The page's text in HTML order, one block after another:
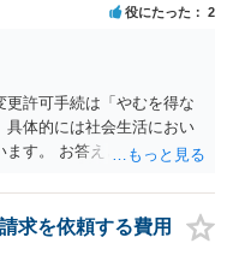
役にたった 2
許可手続は「やむを得な
具体的には社会生活におい
ます。 お答えとしては、理
い続けることがなぜよくな
うものになります。
求を依頼する費用